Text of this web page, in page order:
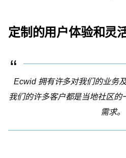
定制的用户体验和灵
Ecwid 拥有许多对我们的业务
我们的许多客户都是当地社区的
需求。